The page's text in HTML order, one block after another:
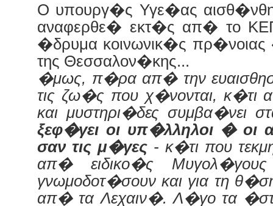
Ο υπουργ�ς Υγε�ας
αναφερθε� εκτ�ς απ� το
�δρυμα κοινωνικ�ς
της Θεσσαλον�κης...
�μως, π�ρα απ� την
τις ζω�ς που χ�νονται, κ�τι
και μυστηρι�δες συμβα�νει
ξεφ�γει οι υπ�λληλοι � οι
σαν τις μ�γες - κ�τι που
απ� ειδικο�ς
γνωμοδοτ�σουν και για τη
απ� τα Λεχαιν�. Λ�γο τα